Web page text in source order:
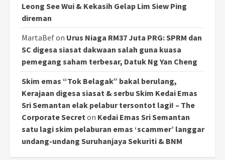
Leong See Wui & Kekasih Gelap Lim Siew Ping
direman
MartaBefon Urus Niaga RM37 Juta PRG: SPRM dan
SC digesa siasat dakwaan salah guna kuasa
pemegang saham terbesar, Datuk Ng Yan Cheng
Skim emas “Tok Belagak” bakal berulang,
Kerajaan digesa siasat & serbu Skim Kedai Emas
Sri Semantan elak pelabur tersontot lagi! – The
Corporate Secreton Kedai Emas Sri Semantan
satu lagi skim pelaburan emas ‘scammer’ langgar
undang-undang Suruhanjaya Sekuriti & BNM